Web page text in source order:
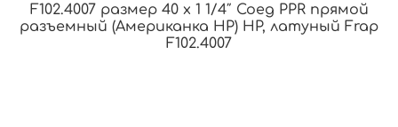
F102.4007 размер 40 x 1 1/4″ Соед PPR прямой
разъемный (Американка НР) НР, латуный Frap
F102.4007